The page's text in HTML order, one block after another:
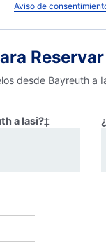
Aviso de
desde Bayreuth
a Iasi?‡